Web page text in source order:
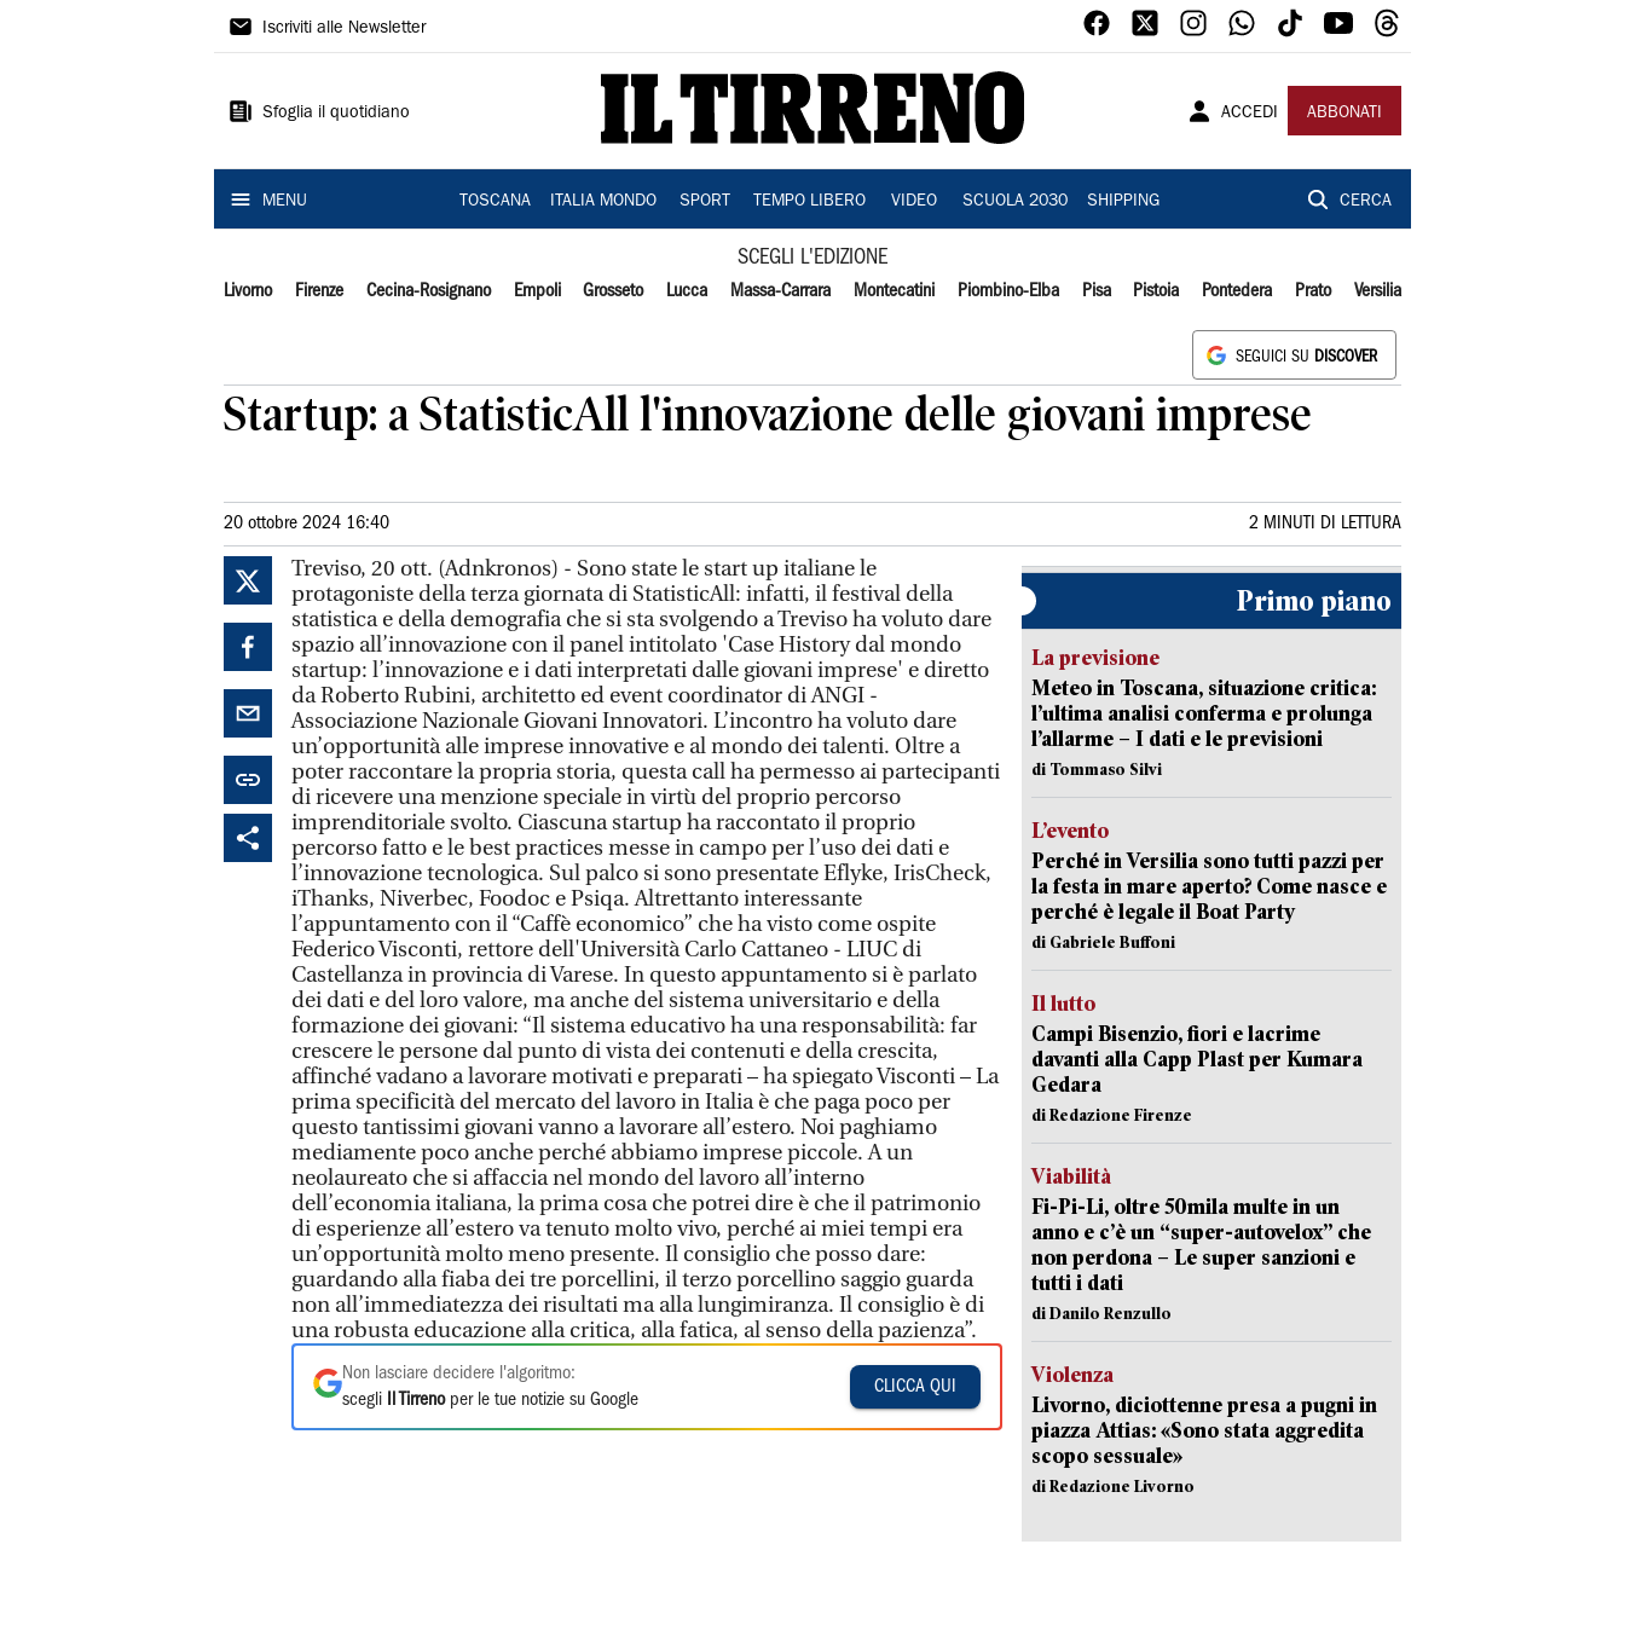
Il
Iscriviti alle Newsletter
Sfoglia il quotidiano ACCEDI ABBONATI
MENU TOSCANA ITALIA MONDO SPORT TEMPO LIBERO VIDEO SCUOLA 2030 SHIPPING CERCA
SCEGLI L'EDIZIONE
Livorno Firenze Cecina-Rosignano Empoli Grosseto Lucca Massa-Carrara Montecatini Piombino-Elba Pisa Pistoia Pontedera Prato Versilia
SEGUICI SU DISCOVER
Startup: a StatisticAll l'innovazione delle giovani imprese
20 ottobre 2024 16:40 2 MINUTI DI LETTURA
Treviso, 20 ott. (Adnkronos) - Sono state le start up italiane le
protagoniste della terza giornata di StatisticAll: infatti, il festival della
statistica e della demografia che si sta svolgendo a Treviso ha voluto dare
spazio all’innovazione con il panel intitolato 'Case History dal mondo
startup: l’innovazione e i dati interpretati dalle giovani imprese' e diretto
da Roberto Rubini, architetto ed event coordinator di ANGI -
Associazione Nazionale Giovani Innovatori. L’incontro ha voluto dare
un’opportunità alle imprese innovative e al mondo dei talenti. Oltre a
poter raccontare la propria storia, questa call ha permesso ai partecipanti
di ricevere una menzione speciale in virtù del proprio percorso
imprenditoriale svolto. Ciascuna startup ha raccontato il proprio
percorso fatto e le best practices messe in campo per l’uso dei dati e
l’innovazione tecnologica. Sul palco si sono presentate Eflyke, IrisCheck,
iThanks, Niverbec, Foodoc e Psiqa. Altrettanto interessante
l’appuntamento con il “Caffè economico” che ha visto come ospite
Federico Visconti, rettore dell'Università Carlo Cattaneo - LIUC di
Castellanza in provincia di Varese. In questo appuntamento si è parlato
dei dati e del loro valore, ma anche del sistema universitario e della
formazione dei giovani: “Il sistema educativo ha una responsabilità: far
crescere le persone dal punto di vista dei contenuti e della crescita,
affinché vadano a lavorare motivati e preparati – ha spiegato Visconti – La
prima specificità del mercato del lavoro in Italia è che paga poco per
questo tantissimi giovani vanno a lavorare all’estero. Noi paghiamo
mediamente poco anche perché abbiamo imprese piccole. A un
neolaureato che si affaccia nel mondo del lavoro all’interno
dell’economia italiana, la prima cosa che potrei dire è che il patrimonio
di esperienze all’estero va tenuto molto vivo, perché ai miei tempi era
un’opportunità molto meno presente. Il consiglio che posso dare:
guardando alla fiaba dei tre porcellini, il terzo porcellino saggio guarda
non all’immediatezza dei risultati ma alla lungimiranza. Il consiglio è di
una robusta educazione alla critica, alla fatica, al senso della pazienza”.
Non lasciare decidere l'algoritmo:
scegli
Il Tirrenoper le tue notizie su Google
CLICCA QUI
Primo piano
La previsione
Meteo in Toscana, situazione critica:
l’ultima analisi conferma e prolunga
l’allarme – I dati e le previsioni
di Tommaso Silvi
L’evento
Perché in Versilia sono tutti pazzi per
la festa in mare aperto? Come nasce e
perché è legale il Boat Party
di Gabriele Buffoni
Il lutto
Campi Bisenzio, fiori e lacrime
davanti alla Capp Plast per Kumara
Gedara
di Redazione Firenze
Viabilità
Fi-Pi-Li, oltre 50mila multe in un
anno e c’è un “super-autovelox” che
non perdona – Le super sanzioni e
tutti i dati
di Danilo Renzullo
Violenza
Livorno, diciottenne presa a pugni in
piazza Attias: «Sono stata aggredita
scopo sessuale»
di Redazione Livorno